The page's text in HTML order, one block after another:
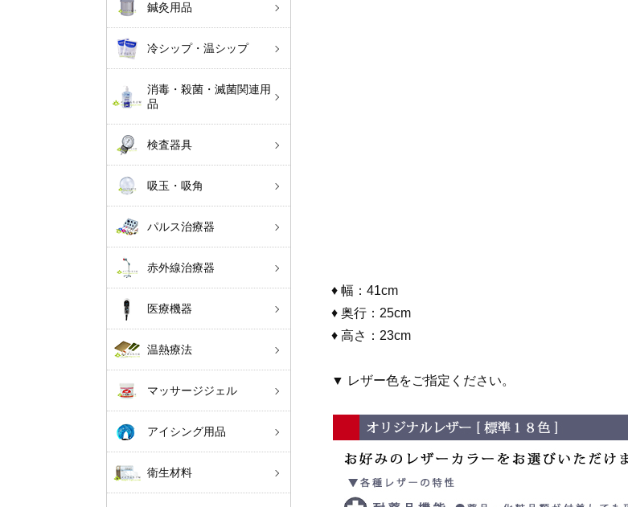
鍼灸用品
冷シップ・温シップ
消毒・殺菌・滅菌関連用
品
検査器具
吸玉・吸角
パルス治療器
赤外線治療器
医療機器
温熱療法
マッサージジェル
アイシング用品
衛生材料
♦ 幅：41cm
♦ 奥行：25cm
♦ 高さ：23cm
▼ レザー色をご指定ください。